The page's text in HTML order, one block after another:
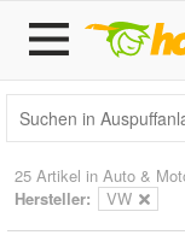
25 Artikel in Auto &
Hersteller:
VW